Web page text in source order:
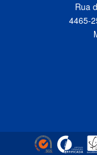
Rua
4465-